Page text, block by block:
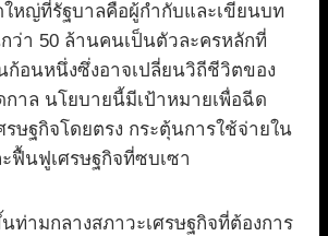
หญ่ที่รัฐบาลคือผู้กำกับและเขียนบท
ว่า 50 ล้านคนเป็นตัวละครหลักที่
ก้อนหนึ่งซึ่งอาจเปลี่ยนวิถีชีวิตของ
กาล นโยบายนี้มีเป้าหมายเพื่อฉีด
รษฐกิจโดยตรง กระตุ้นการใช้จ่ายใน
ฟื้นฟูเศรษฐกิจที่ซบเซา
ท่ามกลางสภาวะเศรษฐกิจที่ต้องการ